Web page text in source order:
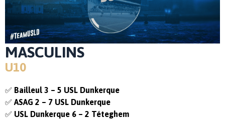
MASCULINS
U10
✅ Bailleul 3 – 5 USL Dunkerque
✅ ASAG 2 – 7 USL Dunkerque
✅ USL Dunkerque 6 – 2 Téteghem